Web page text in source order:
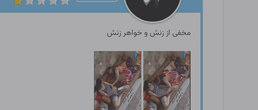
مخفی از زنش و خواهر زنش